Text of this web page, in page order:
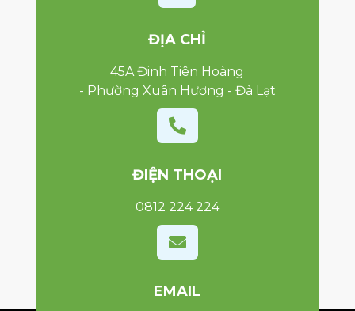
ĐỊA CHỈ
45A Đinh Tiên Hoàng
- Phường Xuân Hương - Đà Lạt

ĐIỆN THOẠI
0812 224 224

EMAIL